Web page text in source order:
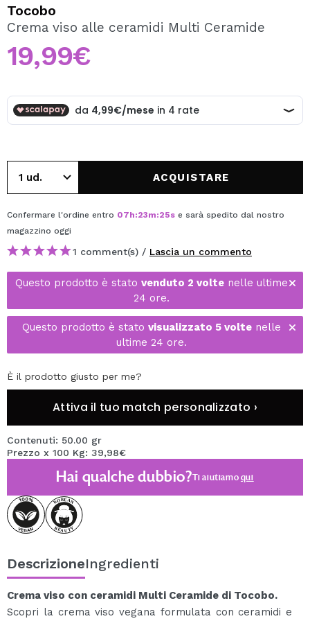
Creando un account su Maquibeauty.it potrai fare i tuoi
acquisti velocemente, controllare lo stato dei tuoi ordini e
consultare le tue operazioni precedenti.
CREARE UN ACCOUNT
Tocobo
Crema viso alle ceramidi Multi Ceramide
19,99€
ACQUISTARE
Confermare l'ordine entro 07h:23m:25s e sarà spedito dal nostro
magazzino oggi
1 comment(s) / Lascia un commento
Questo prodotto è stato venduto 2 volte nelle ultime
24 ore.
Questo prodotto è stato visualizzato 5 volte nelle
ultime 24 ore.
È il prodotto giusto per me?
Attiva il tuo match personalizzato ›
Contenuti: 50.00 gr
Prezzo x 100 Kg: 39,98€
Hai qualche dubbio?Ti aiutiamoqui
DescrizioneIngredienti
Crema viso con ceramidi Multi Ceramide di Tocobo.
Scopri la crema viso vegana formulata con ceramidi e